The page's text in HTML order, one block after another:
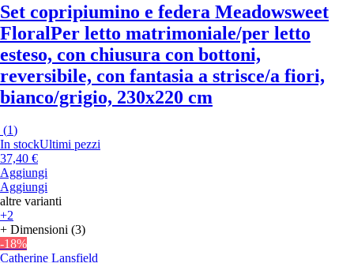
Set copripiumino e federa Meadowsweet
FloralPer letto matrimoniale/per letto
esteso, con chiusura con bottoni,
reversibile, con fantasia a strisce/a fiori,
bianco/grigio, 230x220 cm
(1)
In stockUltimi pezzi
37,40 €
Aggiungi
Aggiungi
altre varianti
+2
+ Dimensioni (3)
-18%
Catherine Lansfield